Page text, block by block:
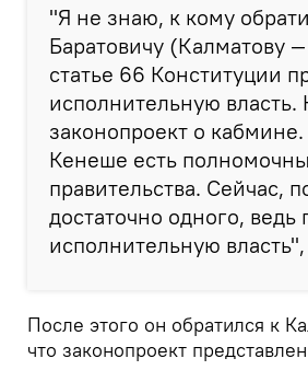
"Я не знаю, к кому
Баратовичу (Калматову
статье 66 Конституции
исполнительную власть.
законопроект о
Кенеше есть
правительства. Сейчас,
достаточно одного, ведь
исполнительную
После этого он обратился к
что законопроект